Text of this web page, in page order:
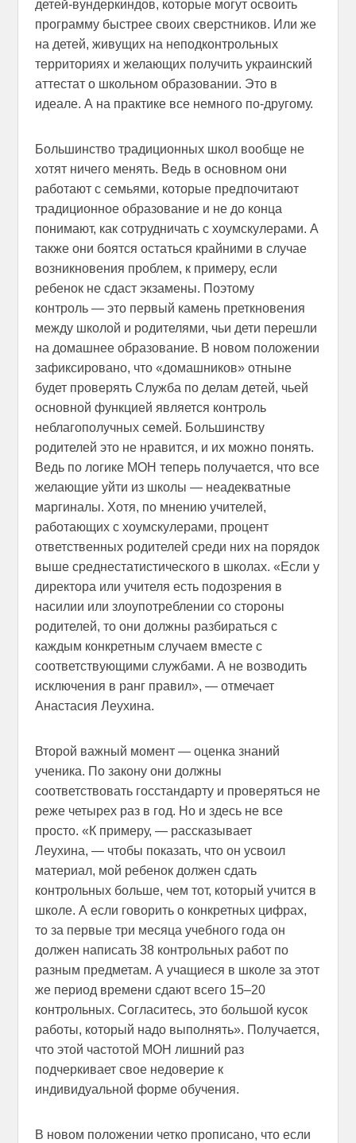
детей-вундеркиндов, которые могут освоить
программу быстрее своих сверстников. Или же
на детей, живущих на неподконтрольных
территориях и желающих получить украинский
аттестат о школьном образовании. Это в
идеале. А на практике все немного по-другому.
Большинство традиционных школ вообще не
хотят ничего менять. Ведь в основном они
работают с семьями, которые предпочитают
традиционное образование и не до конца
понимают, как сотрудничать с хоумскулерами. А
также они боятся остаться крайними в случае
возникновения проблем, к примеру, если
ребенок не сдаст экзамены. Поэтому
контроль — это первый камень преткновения
между школой и родителями, чьи дети перешли
на домашнее образование. В новом положении
зафиксировано, что «домашников» отныне
будет проверять Служба по делам детей, чьей
основной функцией является контроль
неблагополучных семей. Большинству
родителей это не нравится, и их можно понять.
Ведь по логике МОН теперь получается, что все
желающие уйти из школы — неадекватные
маргиналы. Хотя, по мнению учителей,
работающих с хоумскулерами, процент
ответственных родителей среди них на порядок
выше среднестатистического в школах. «Если у
директора или учителя есть подозрения в
насилии или злоупотреблении со стороны
родителей, то они должны разбираться с
каждым конкретным случаем вместе с
соответствующими службами. А не возводить
исключения в ранг правил», — отмечает
Анастасия Леухина.
Второй важный момент — оценка знаний
ученика. По закону они должны
соответствовать госстандарту и проверяться не
реже четырех раз в год. Но и здесь не все
просто. «К примеру, — рассказывает
Леухина, — чтобы показать, что он усвоил
материал, мой ребенок должен сдать
контрольных больше, чем тот, который учится в
школе. А если говорить о конкретных цифрах,
то за первые три месяца учебного года он
должен написать 38 контрольных работ по
разным предметам. А учащиеся в школе за этот
же период времени сдают всего 15–20
контрольных. Согласитесь, это большой кусок
работы, который надо выполнять». Получается,
что этой частотой МОН лишний раз
подчеркивает свое недоверие к
индивидуальной форме обучения.
В новом положении четко прописано, что если